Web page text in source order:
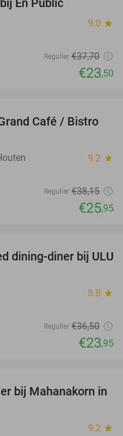
En Public
9.0 star
Regulier €37,70
€23,50
32%
Café / Bistro
9.2 star
Regulier €38,15
€25,95
34%
dining-diner bij ULU
8.8 star
Regulier €36,50
€23,95
41%
bij Mahanakorn in
9.2 star